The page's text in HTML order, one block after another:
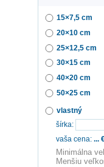
15×7,5 cm
20×10 cm
25×12,5 cm
30×15 cm
40×20 cm
50×25 cm
vlastný
šírka:
vaša cena: ...
Minimálna
Menšiu